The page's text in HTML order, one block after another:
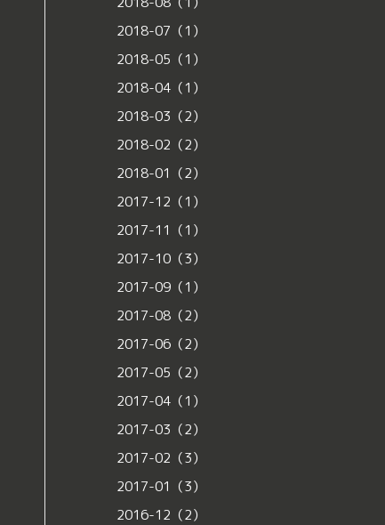
2018-07（1）
2018-05（1）
2018-04（1）
2018-03（2）
2018-02（2）
2018-01（2）
2017-12（1）
2017-11（1）
2017-10（3）
2017-09（1）
2017-08（2）
2017-06（2）
2017-05（2）
2017-04（1）
2017-03（2）
2017-02（3）
2017-01（3）
2016-12（2）